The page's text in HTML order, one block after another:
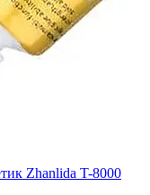
Zhanlida T-8000